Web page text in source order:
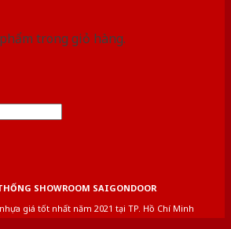
trong giỏ hàng.
SHOWROOM SAIGONDOOR
giá tốt nhất năm 2021 tại TP. Hồ Chí Minh